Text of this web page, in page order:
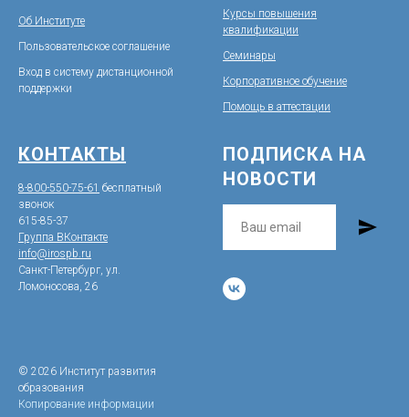
Об Институте
Пользовательское соглашение
Вход в систему дистанционной
поддержки
Курсы повышения
квалификации
Семинары
Корпоративное обучение
Помощь в аттестации
КОНТАКТЫ
8-800-550-75-61 бесплатный
звонок
615-85-37
Группа ВКонтакте
info@irospb.ru
Санкт-Петербург, ул.
Ломоносова, 26
ПОДПИСКА НА
НОВОСТИ
© 2026 Институт развития
образования
Копирование информации